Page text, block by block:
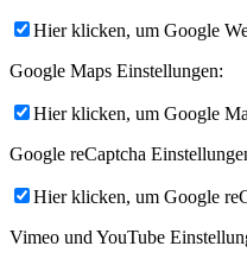
Hier klicken, um Google
Google Maps Einstellungen:
Hier klicken, um Google
Google reCaptcha
Hier klicken, um Google
Vimeo und YouTube